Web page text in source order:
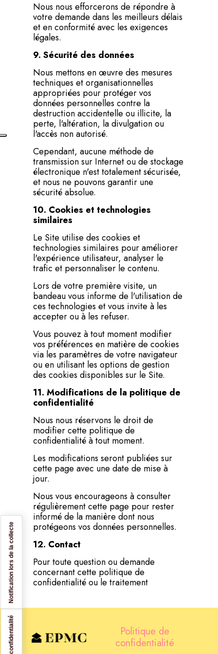
Nous nous efforcerons de répondre à
votre demande dans les meilleurs délais
et en conformité avec les exigences
légales.
9. Sécurité des données
Nous mettons en œuvre des mesures
techniques et organisationnelles
appropriées pour protéger vos
données personnelles contre la
destruction accidentelle ou illicite, la
perte, l'altération, la divulgation ou
l'accès non autorisé.
Cependant, aucune méthode de
transmission sur Internet ou de stockage
électronique n'est totalement sécurisée,
et nous ne pouvons garantir une
sécurité absolue.
10. Cookies et technologies
similaires
Le Site utilise des cookies et
technologies similaires pour améliorer
l'expérience utilisateur, analyser le
trafic et personnaliser le contenu.
Lors de votre première visite, un
bandeau vous informe de l'utilisation de
ces technologies et vous invite à les
accepter ou à les refuser.
Vous pouvez à tout moment modifier
vos préférences en matière de cookies
via les paramètres de votre navigateur
ou en utilisant les options de gestion
des cookies disponibles sur le Site.
11. Modifications de la politique de
confidentialité
Nous nous réservons le droit de
modifier cette politique de
confidentialité à tout moment.
Les modifications seront publiées sur
cette page avec une date de mise à
jour.
Nous vous encourageons à consulter
régulièrement cette page pour rester
informé de la manière dont nous
protégeons vos données personnelles.
12. Contact
Pour toute question ou demande
concernant cette politique de
confidentialité ou le traitement
Politique de
confidentialité
Notification lors de la collecte